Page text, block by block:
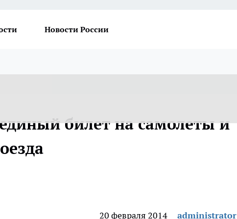
Новости России
билет на самолеты и
20 февраля 2014
administrator